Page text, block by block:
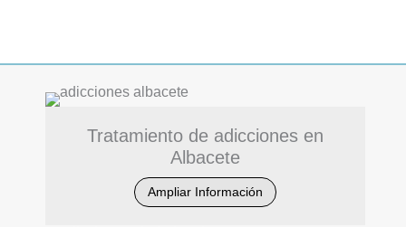
Tratamiento de adicciones en
Albacete
Ampliar Información